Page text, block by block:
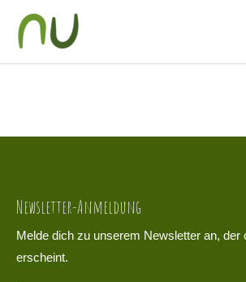
Inhalt
el_Crowdfunding
Newsletter-Anmeldung
Melde dich zu unserem Newsletter an, der
erscheint.